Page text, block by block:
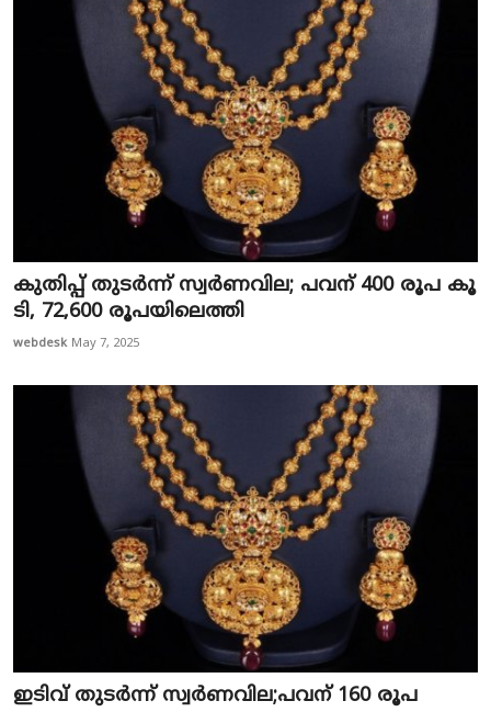
കു​തി​പ്പ് തു​ട​ർ‌​ന്ന് സ്വ​ർ​ണ​വി​ല; പ​വ​ന് 400 രൂ​പ കൂ​
ടി, 72,600 രൂ​പയിലെത്തി
webdesk May 7, 2025
ഇ​ടി​വ് തു​ട​ർ​ന്ന് സ്വ​ർ​ണ​വി​ല;പ​വ​ന് 160 രൂ​പ​